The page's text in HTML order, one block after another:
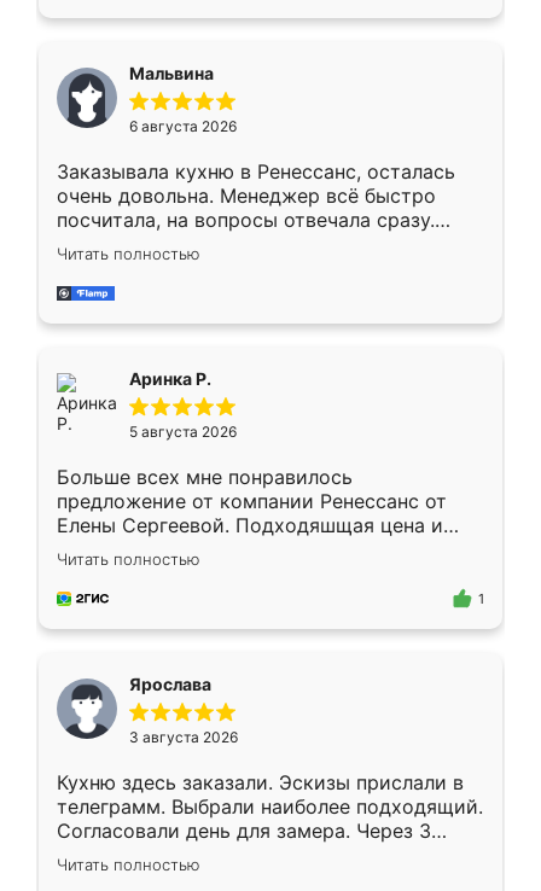
меньше, здесь же он более разнообразный.
Мне нравится ,если что-то потребуется из
мебели буду заказывать только здесь.
Мальвина
6 августа 2026
Заказывала кухню в Ренессанс, осталась
очень довольна. Менеджер всё быстро
посчитала, на вопросы отвечала сразу.
Замерщик приехал в субботу, подошёл к
делу со всей ответственностью. Собрали
за день, ребята работали аккуратно, даже
Читать полностью
Аринка Р.
5 августа 2026
Больше всех мне понравилось
предложение от компании Ренессанс от
Елены Сергеевой. Подходяшщая цена и
короткие сроки изготовления. Приехавший
для замера сотрудник Владислав
предложил по моему эскизу самый
Читать полностью
1
Ярослава
3 августа 2026
Кухню здесь заказали. Эскизы прислали в
телеграмм. Выбрали наиболее подходящий.
Согласовали день для замера. Через 3
недели кухня была уже готова. Остались
довольны работой. Спасибо Ренессанс
Читать полностью